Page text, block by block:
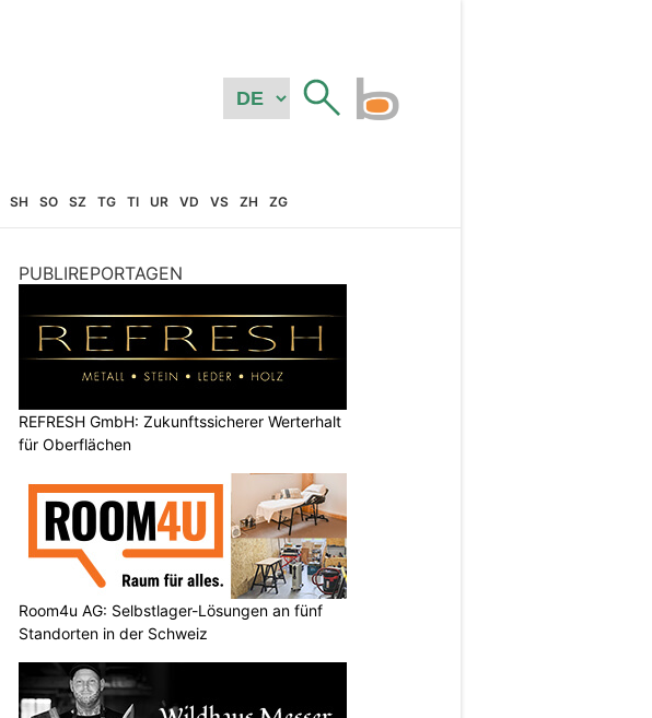
SH SO SZ TG TI UR VD VS ZH ZG
PUBLIREPORTAGEN
REFRESH GmbH: Zukunftssicherer Werterhalt
für Oberflächen
Room4u AG: Selbstlager-Lösungen an fünf
Standorten in der Schweiz